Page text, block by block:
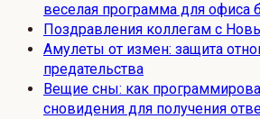
веселая программа для офиса
Поздравления коллегам с
Амулеты от измен: защита
предательства
Вещие сны: как
сновидения для получения